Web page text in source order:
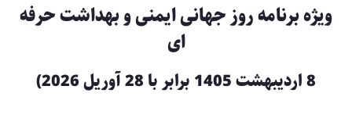
ویژه برنامه روز جهانی ایمنی و بهداشت حرفه
ای
8 اردیبهشت 1405 برابر با 28 آوریل 2026)